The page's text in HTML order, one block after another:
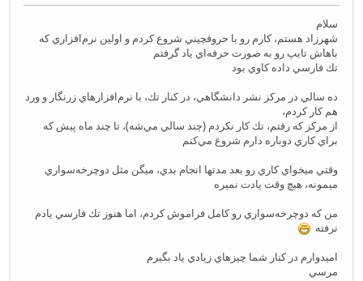
سلام
شهرزاد هستم، كارم رو با حروفچيني شروع كردم و اولين نرم‌افزاري كه
باهاش تايپ رو به صورت حرفه‌اي ياد گرفتم
تك فارسي داده كاوي بود
ده سالي در مركز نشر دانشگاهي، در كنار تك، با نرم‌افزارهاي زرنگار و ورد
هم كار كردم،
از مركز كه رفتم، تك كار نكردم (چند سالي مي‌شه)، تا چند ماه پيش كه
براي كاري دوباره دارم شروع مي‌كنم
وقتي ميخواي كاري رو بعد مدتها انجام بدي، ميگن مثل دوچرخه‌سواري
ميمونه، هيچ وقت يادت نميره
من كه دوچرخه‌سواري رو كامل فراموش كردم، اما هنوز تك فارسي يادم
نرفته
اميدوارم در كنار شما چيزهاي زيادي ياد بگيرم
مرسي